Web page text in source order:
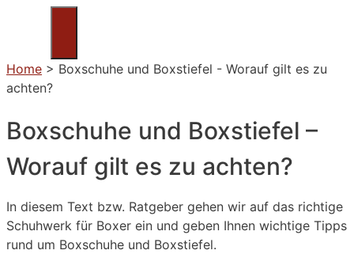
Home > Boxschuhe und Boxstiefel - Worauf gilt es zu
achten?
Boxschuhe und Boxstiefel –
Worauf gilt es zu achten?
In diesem Text bzw. Ratgeber gehen wir auf das richtige
Schuhwerk für Boxer ein und geben Ihnen wichtige Tipps
rund um Boxschuhe und Boxstiefel.